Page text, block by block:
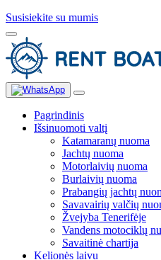
Susisiekite su mumis
Pagrindinis
Išsinuomoti valtį
Katamaranų nuoma
Jachtų nuoma
Motorlaivių nuoma
Burlaivių nuoma
Prabangių jachtų
Savavairių valčių
Žvejyba Tenerifėje
Vandens motociklų
Savaitinė chartija
Kelionės laivu